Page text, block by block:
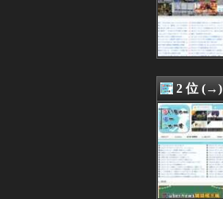
08/07 05:09
08/07 04:00
08/07 03:09
08/07 03:00
08/07 02:00
08/07 01:00
08/07 01:00
08/07 00:30
08/07 00:11
08/06 22:00
08/06 21:46
08/06 21:25
08/06 20:23
2 位 (→)